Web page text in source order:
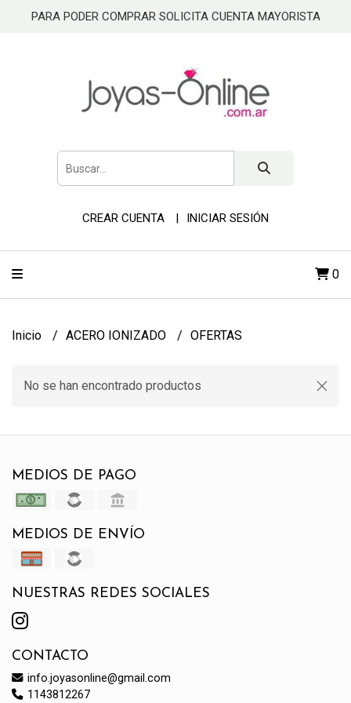
PARA PODER COMPRAR SOLICITA CUENTA MAYORISTA
CREAR CUENTA INICIAR SESIÓN
0
Inicio ACERO IONIZADO OFERTAS
No se han encontrado productos
MEDIOS DE PAGO
MEDIOS DE ENVÍO
NUESTRAS REDES SOCIALES
CONTACTO
info.joyasonline@gmail.com
1143812267